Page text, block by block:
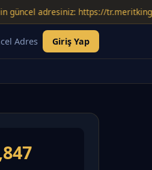
adresiniz: https://tr.meritking-
Adres Giriş Yap